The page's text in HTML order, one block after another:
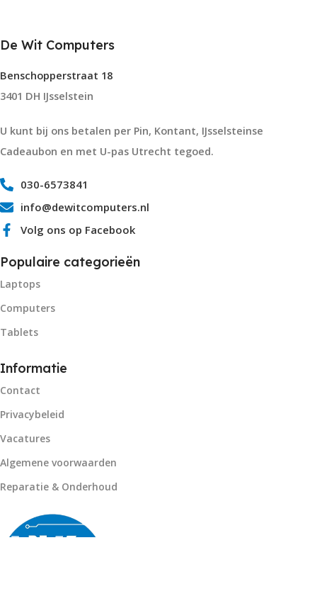
De Wit Computers
Benschopperstraat 18
3401 DH IJsselstein
U kunt bij ons betalen per Pin, Kontant, IJsselsteinse
Cadeaubon en met U-pas Utrecht tegoed.
030-6573841
info@dewitcomputers.nl
Volg ons op Facebook
Populaire categorieën
Laptops
Computers
Tablets
Informatie
Contact
Privacybeleid
Vacatures
Algemene voorwaarden
Reparatie & Onderhoud